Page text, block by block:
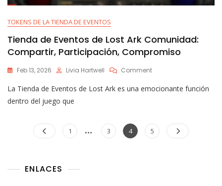
TOKENS DE LA TIENDA DE EVENTOS
Tienda de Eventos de Lost Ark Comunidad:
Compartir, Participación, Compromiso
Feb 13, 2026 Livia Hartwell CommentOn
De
Ark
Comunidad:
La Tienda de Eventos de Lost Ark es una emocionante función
dentro del juego que
Posts
pagination
Page
1 … Page
3 Page
4 Page
5
ENLACES